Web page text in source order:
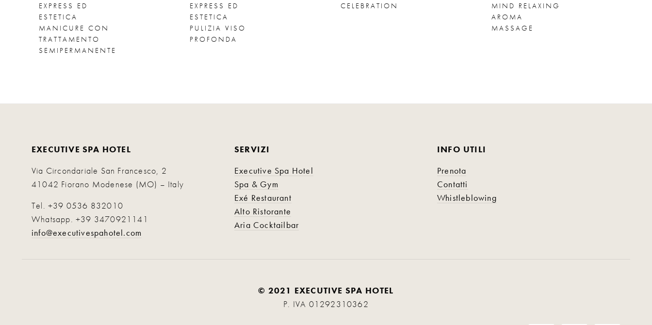
EXPRESS ED
ESTETICA
MANICURE CON
TRATTAMENTO
SEMIPERMANENTE
EXPRESS ED
ESTETICA
PULIZIA VISO
PROFONDA
CELEBRATION
MIND RELAXING
AROMA
MASSAGE
EXECUTIVE SPA HOTEL
Via Circondariale San Francesco, 2
41042 Fiorano Modenese (MO) – Italy
Tel. +39 0536 832010
Whatsapp. +39 3470921141
info@executivespahotel.com
SERVIZI
Executive Spa Hotel
Spa & Gym
Exé Restaurant
Alto Ristorante
Aria Cocktailbar
INFO UTILI
Prenota
Contatti
Whistleblowing
© 2021 EXECUTIVE SPA HOTEL
P. IVA 01292310362